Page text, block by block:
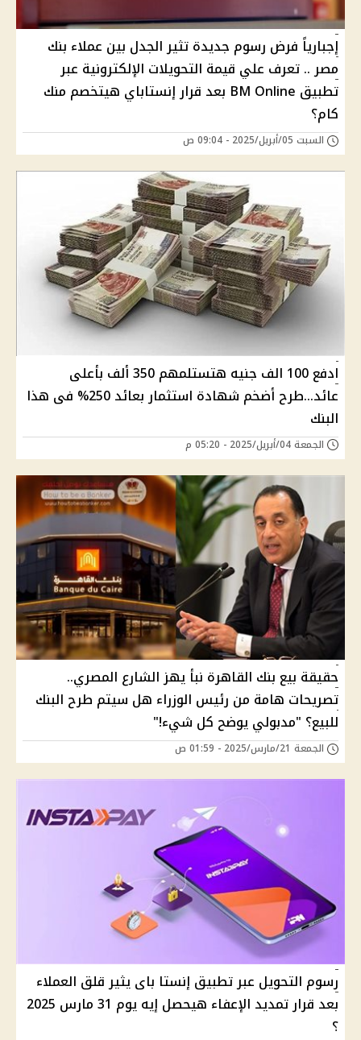
إجبارياً فرض رسوم جديدة تثير الجدل بين عملاء بنك
مصر .. تعرف علي قيمة التحويلات الإلكترونية عبر
تطبيق BM Online بعد قرار إنستاباي هيتخصم منك
كام؟
السبت 05/أبريل/2025 - 09:04 ص
ادفع 100 الف جنيه هتستلمهم 350 ألف بأعلى
عائد...طرح أضخم شهادة استثمار بعائد 250% فى هذا
البنك
الجمعة 04/أبريل/2025 - 05:20 م
حقيقة بيع بنك القاهرة نبأ يهز الشارع المصري..
تصريحات هامة من رئيس الوزراء هل سيتم طرح البنك
للبيع؟ "مدبولي يوضح كل شيء!"
الجمعة 21/مارس/2025 - 01:59 ص
رسوم التحويل عبر تطبيق إنستا باى يثير قلق العملاء
بعد قرار تمديد الإعفاء هيحصل إيه يوم 31 مارس 2025
؟